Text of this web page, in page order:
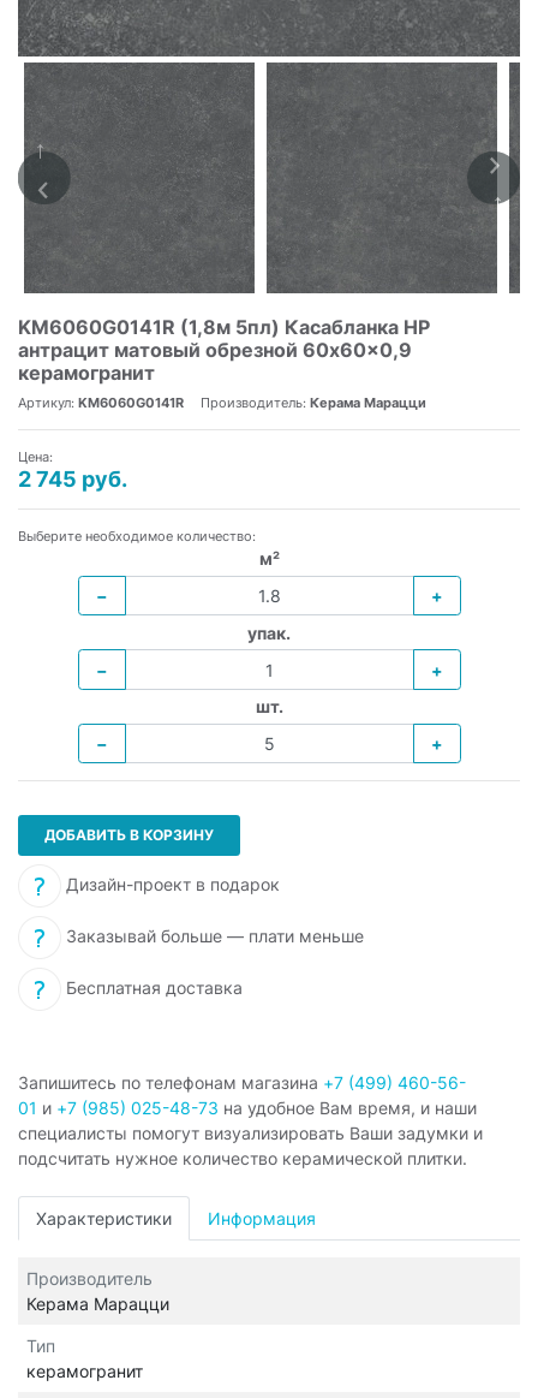
KM6060G0141R (1,8м 5пл) Касабланка HP
антрацит матовый обрезной 60x60x0,9
керамогранит
Артикул: KM6060G0141R Производитель: Керама Марацци
Цена:
2 745 руб.
Выберите необходимое количество:
м²
−
+
упак.
−
+
шт.
−
+
ДОБАВИТЬ В КОРЗИНУ
Дизайн-проект в подарок
Заказывай больше — плати меньше
Бесплатная доставка
Запишитесь по телефонам магазина +7 (499) 460-56-
01 и +7 (985) 025-48-73 на удобное Вам время, и наши
специалисты помогут визуализировать Ваши задумки и
подсчитать нужное количество керамической плитки.
Характеристики Информация
Производитель
Керама Марацци
Тип
керамогранит